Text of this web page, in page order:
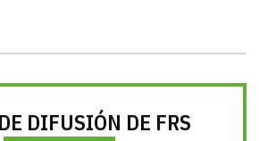
DIFUSIÓN DE FRS